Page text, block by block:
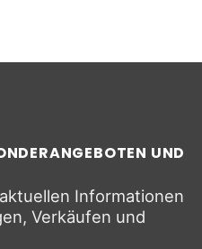
UND
Informationen
Verkäufen und